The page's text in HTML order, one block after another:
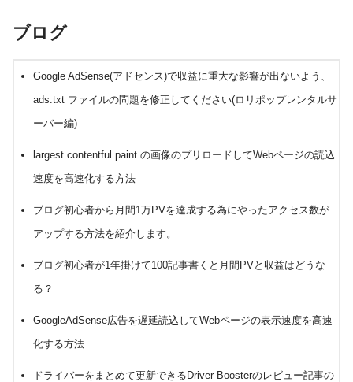
ブログ
Google AdSense(アドセンス)で収益に重大な影響が出ないよう、
ads.txt ファイルの問題を修正してください(ロリポップレンタルサ
ーバー編)
largest contentful paint の画像のプリロードしてWebページの読込
速度を高速化する方法
ブログ初心者から月間1万PVを達成する為にやったアクセス数が
アップする方法を紹介します。
ブログ初心者が1年掛けて100記事書くと月間PVと収益はどうな
る？
GoogleAdSense広告を遅延読込してWebページの表示速度を高速
化する方法
ドライバーをまとめて更新できるDriver Boosterのレビュー記事の